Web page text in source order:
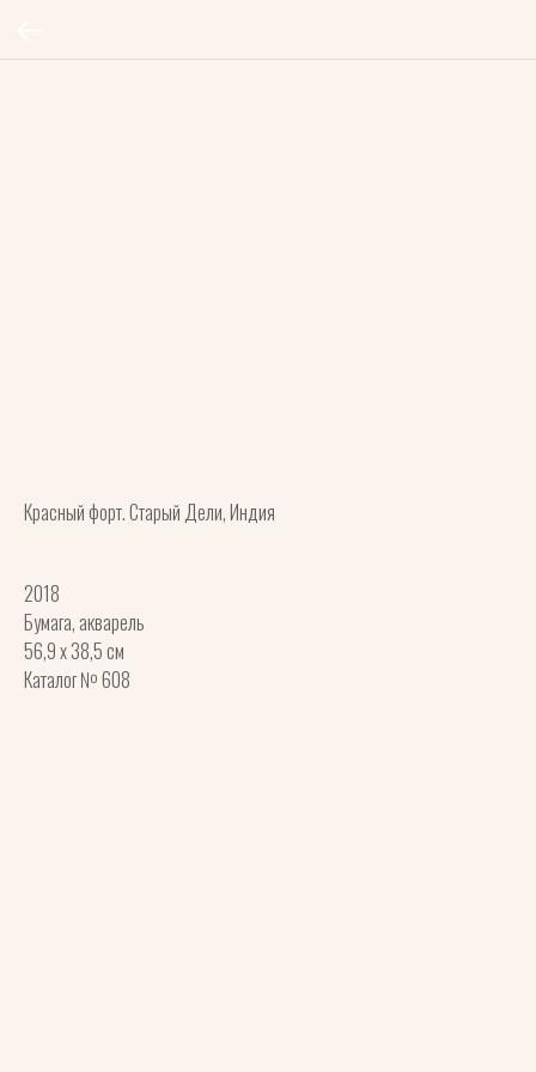
Красный форт. Старый Дели, Индия
2018
Бумага, акварель
56,9 х 38,5 см
Каталог № 608